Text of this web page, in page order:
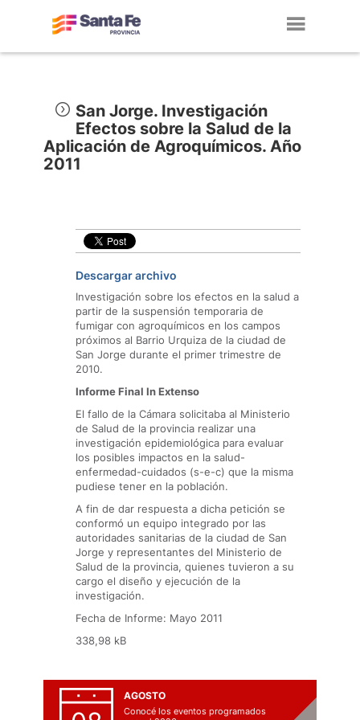
San Jorge. Investigación
Efectos sobre la Salud de la
Aplicación de Agroquímicos. Año
2011
Descargar archivo
Investigación sobre los efectos en la salud a
partir de la suspensión temporaria de
fumigar con agroquímicos en los campos
próximos al Barrio Urquiza de la ciudad de
San Jorge durante el primer trimestre de
2010.
Informe Final In Extenso
El fallo de la Cámara solicitaba al Ministerio
de Salud de la provincia realizar una
investigación epidemiológica para evaluar
los posibles impactos en la salud-
enfermedad-cuidados (s-e-c) que la misma
pudiese tener en la población.
A fin de dar respuesta a dicha petición se
conformó un equipo integrado por las
autoridades sanitarias de la ciudad de San
Jorge y representantes del Ministerio de
Salud de la provincia, quienes tuvieron a su
cargo el diseño y ejecución de la
investigación.
Fecha de Informe: Mayo 2011
338,98 kB
AGOSTO
Conocé los eventos programados